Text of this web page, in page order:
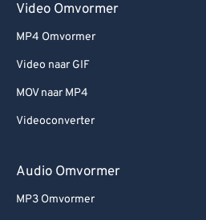
Video Omvormer
MP4 Omvormer
Video naar GIF
MOV naar MP4
Videoconverter
Audio Omvormer
MP3 Omvormer